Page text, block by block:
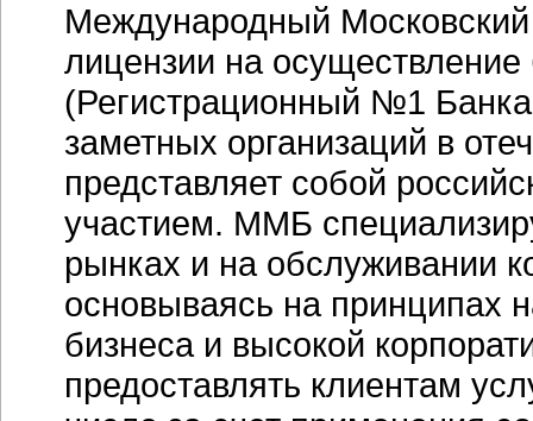
Международный
лицензии на осуществление
(Регистрационный №1
заметных организаций в
представляет собой
участием. ММБ
рынках и на обслуживании
основываясь на принципах
бизнеса и высокой
предоставлять клиентам